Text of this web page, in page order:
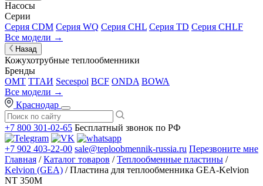
Насосы
Серии
Серия CDM Серия WQ Серия CHL Серия TD Серия CHLF
Все модели →
Назад
Кожухотрубные теплообменники
Бренды
OMT ТТАИ Secespol BCF ONDA BOWA
Все модели →
Краснодар
+7 800 301-02-65 Бесплатный звонок по РФ
+7 902 403-22-00 sale@teploobmennik-russia.ru Перезвоните мне
Главная /Каталог товаров /Теплообменные пластины /
Kelvion (GEA) / Пластина для теплообменника GEA-Kelvion
NT 350M